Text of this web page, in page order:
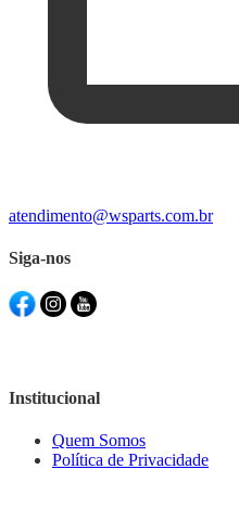
atendimento@wsparts.com.br
Siga-nos
Institucional
Quem Somos
Política de Privacidade